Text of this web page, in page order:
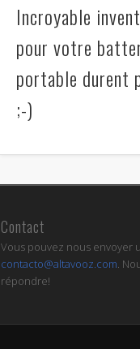
Incroyable
pour votre
portable durent
;-)
Contact
Vous pouvez nous envoyer
contacto@altavooz.com.
répondre!